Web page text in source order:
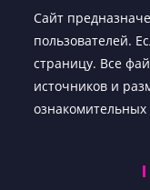
Сайт
пользователей.
страницу. Все
источников и
ознакомительных